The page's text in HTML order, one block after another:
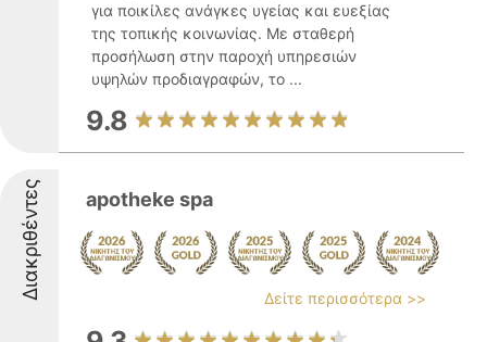
για ποικίλες ανάγκες υγείας και ευεξίας
της τοπικής κοινωνίας. Με σταθερή
προσήλωση στην παροχή υπηρεσιών
υψηλών προδιαγραφών, το ...
9.8
Διακριθέντες apotheke spa
Δείτε περισσότερα >>